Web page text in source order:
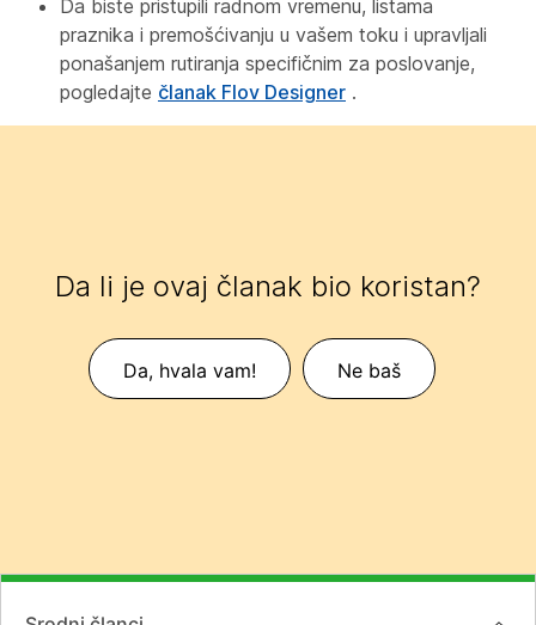
Da biste pristupili radnom vremenu, listama
praznika i premošćivanju u vašem toku i upravljali
ponašanjem rutiranja specifičnim za poslovanje,
pogledajte članak Flov Designer .
Da li je ovaj članak bio koristan?
Da, hvala vam! Ne baš